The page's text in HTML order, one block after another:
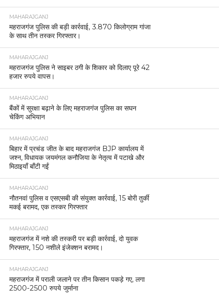
MAHARAJGANJ
महराजगंज पुलिस की बड़ी कार्रवाई, 3.870 किलोग्राम गांजा
के साथ तीन तस्कर गिरफ्तार।
MAHARAJGANJ
महराजगंज पुलिस ने साइबर ठगी के शिकार को दिलाए पूरे 42
हजार रुपये वापस।
MAHARAJGANJ
बैंकों में सुरक्षा बढ़ाने के लिए महराजगंज पुलिस का सघन
चेकिंग अभियान
MAHARAJGANJ
बिहार में प्रचंड जीत के बाद महराजगंज BJP कार्यालय में
जश्न, विधायक जयमंगल कनौजिया के नेतृत्व में पटाखे और
मिठाइयाँ बाँटी गईं
MAHARAJGANJ
नौतनवां पुलिस व एसएसबी की संयुक्त कार्रवाई, 15 बोरी तुर्की
मकई बरामद, एक तस्कर गिरफ्तार
MAHARAJGANJ
महराजगंज में नशे की तस्करी पर बड़ी कार्रवाई, दो युवक
गिरफ्तार, 150 नशीले इंजेक्शन बरामद।
MAHARAJGANJ
महराजगंज में पराली जलाने पर तीन किसान पकड़े गए, लगा
2500-2500 रुपये जुर्माना